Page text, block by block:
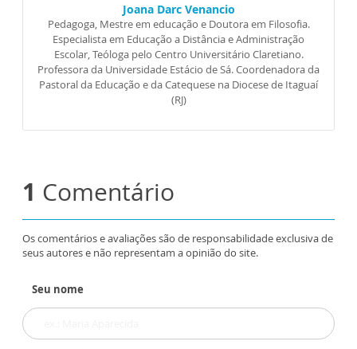
Joana Darc Venancio
Pedagoga, Mestre em educação e Doutora em Filosofia.
Especialista em Educação a Distância e Administração
Escolar, Teóloga pelo Centro Universitário Claretiano.
Professora da Universidade Estácio de Sá. Coordenadora da
Pastoral da Educação e da Catequese na Diocese de Itaguaí
(RJ)
1 Comentário
Os comentários e avaliações são de responsabilidade exclusiva de
seus autores e não representam a opinião do site.
Seu nome